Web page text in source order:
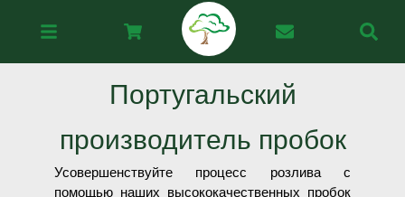
Португальский
производитель пробок
Усовершенствуйте процесс розлива с
помощью наших высококачественных пробок